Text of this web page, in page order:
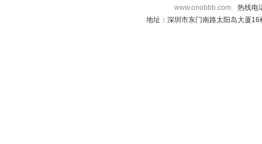
www.onobbb.com
热线电
地址：深圳市东门南路太阳岛大厦